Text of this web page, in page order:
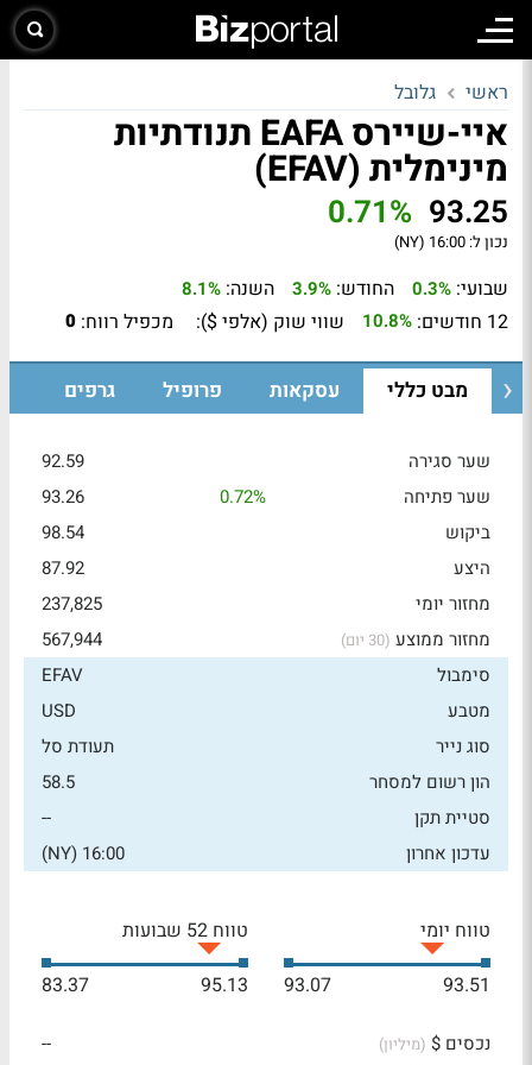
ראשי גלובל
איי-שיירס EAFA תנודתיות
מינימלית (EFAV)
93.25
0.71%
נכון ל: 16:00 (NY)
שבועי: 0.3% החודש: 3.9% השנה: 8.1%
12 חודשים: 10.8% שווי שוק (אלפי $): מכפיל רווח: 0
מבט כללי עסקאות פרופיל גרפים
שער סגירה
92.59
שער פתיחה
0.72%
93.26
ביקוש
98.54
היצע
87.92
מחזור יומי
237,825
מחזור ממוצע (30 יום)
567,944
סימבול
EFAV
מטבע
USD
סוג נייר
תעודת סל
הון רשום למסחר
58.5
סטיית תקן
--
עדכון אחרון
16:00 (NY)
טווח יומי
93.51
93.07
טווח 52 שבועות
95.13
83.37
נכסים $ (מיליון)
--